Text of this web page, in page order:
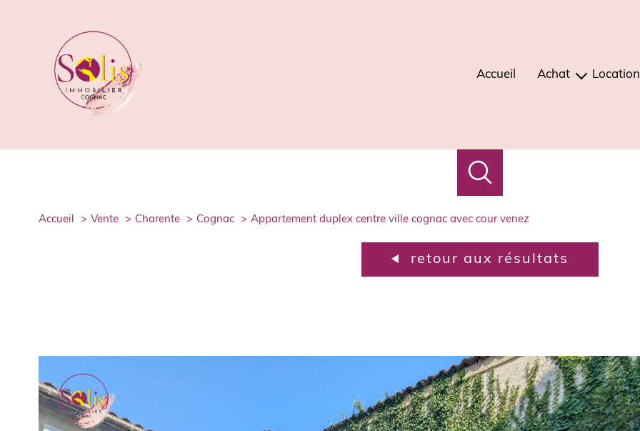
Accueil Achat
accueil vente charente cognac appartement duplex centre ville cognac avec cour venez
retour aux résultats